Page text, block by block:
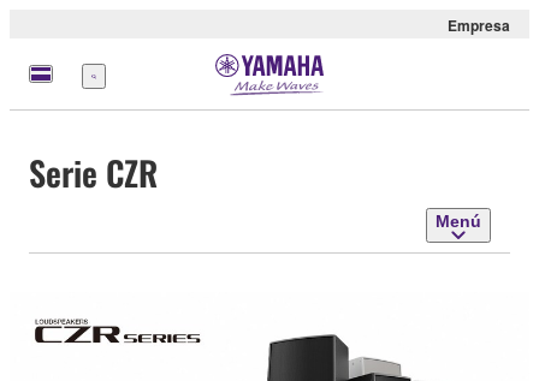
Empresa
Menú
Serie CZR
Menú